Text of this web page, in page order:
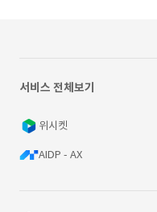
서비스 전체보기
위시켓
AIDP - AX